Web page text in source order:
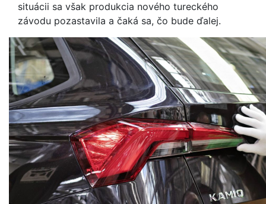
situácii sa však produkcia nového tureckého
závodu pozastavila a čaká sa, čo bude ďalej.